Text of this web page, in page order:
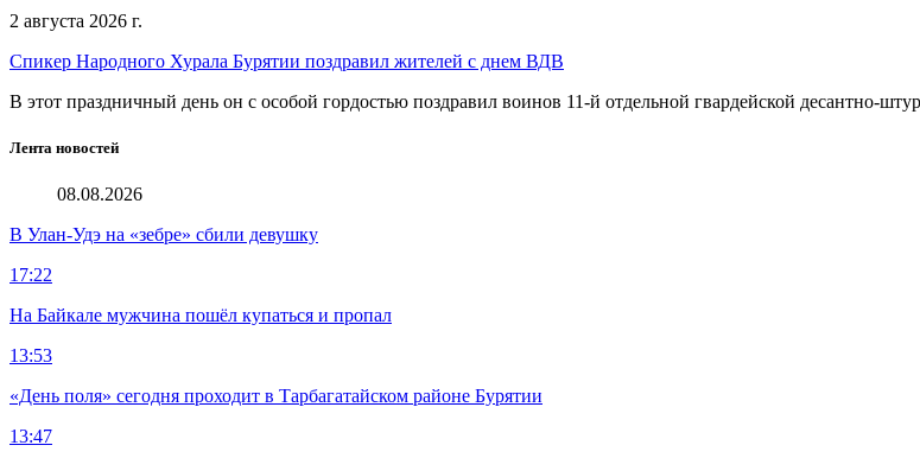
2 августа 2026 г.
Спикер Народного Хурала Бурятии поздравил жителей с днем ВДВ
В этот праздничный день он с особой гордостью поздравил воинов 11-й отдельной гвардейской десантно-
Лента новостей
08.08.2026
В Улан-Удэ на «зебре» сбили девушку
17:22
На Байкале мужчина пошёл купаться и пропал
13:53
«День поля» сегодня проходит в Тарбагатайском районе Бурятии
13:47